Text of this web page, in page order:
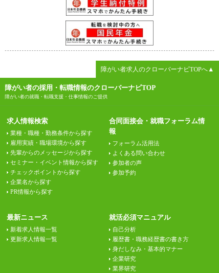
障がい者求人のクローバーナビTOPへ▲
障がい者の採用・転職情報のクローバーナビTOP
障がい者の就職・転職支援・仕事情報のご提供
求人情報検索
業種・職種・勤務条件から探す
雇用実績・職場環境から探す
先輩からのメッセージから探す
セミナー・イベント情報から探す
チェックポイントから探す
企業名から探す
PR情報から探す
合同面接会・就職フォーラム情
報
フォーラム活用法
よくある問い合わせ
参加者の声
参加予約
最新ニュース
新着求人情報一覧
更新求人情報一覧
就活必須マニュアル
自己分析
履歴書・職務経歴書の書き方
身だしなみ・基本的マナー
企業研究
業界研究